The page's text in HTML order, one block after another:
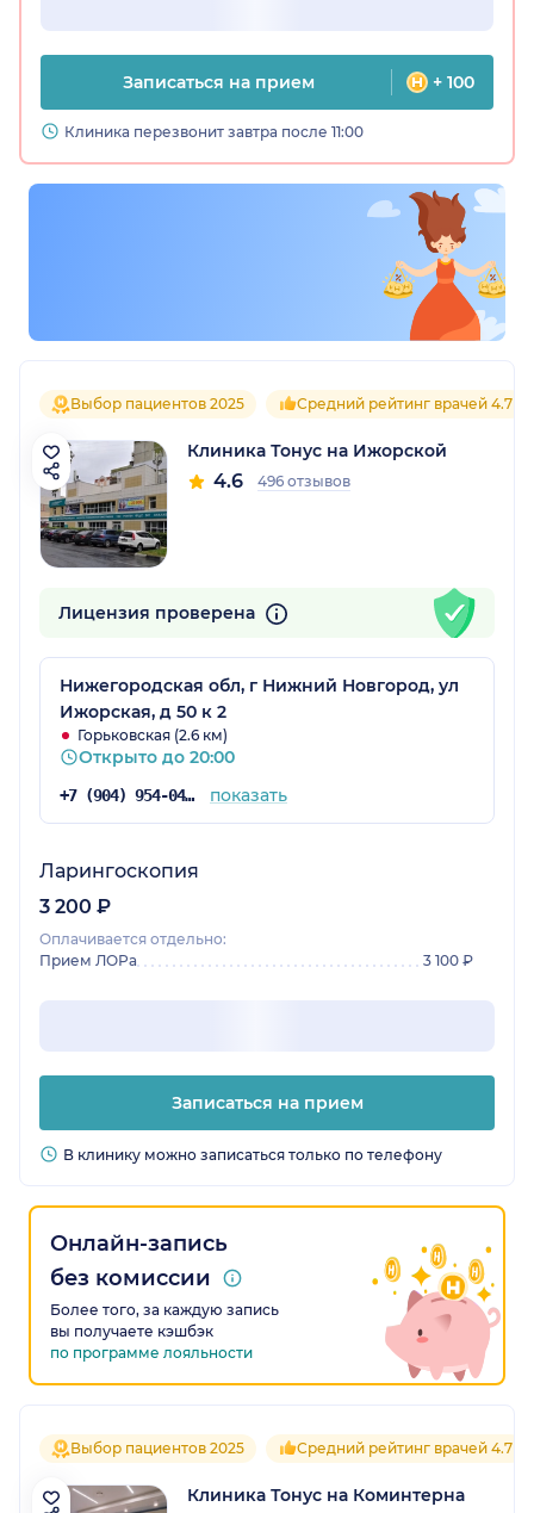
Записаться на прием + 100
Клиника перезвонит завтра после 11:00
Выбор пациентов 2025 Средний рейтинг врачей 4.7
Клиника Тонус на Ижорской
4.6 496 отзывов
Лицензия проверена
Нижегородская обл, г Нижний Новгород, ул
Ижорская, д 50 к 2
Горьковская (2.6 км)
Открыто до 20:00
+7 (904) 954-04-36 показать
Ларингоскопия
3 200 ₽
Оплачивается отдельно:
Прием ЛОРа
3 100 ₽
Записаться на прием
В клинику можно записаться только по телефону
Онлайн-запись
без комиссии
Более того, за каждую запись
вы получаете кэшбэк
по программе лояльности
Выбор пациентов 2025 Средний рейтинг врачей 4.7
Клиника Тонус на Коминтерна